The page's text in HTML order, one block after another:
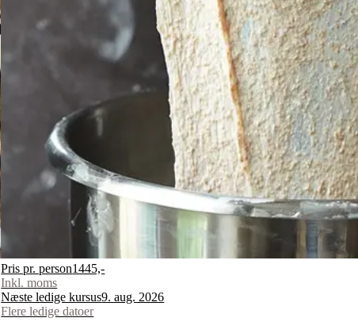
Pris pr. person1445,-
Inkl. moms
Næste ledige kursus9. aug. 2026
Flere ledige datoer